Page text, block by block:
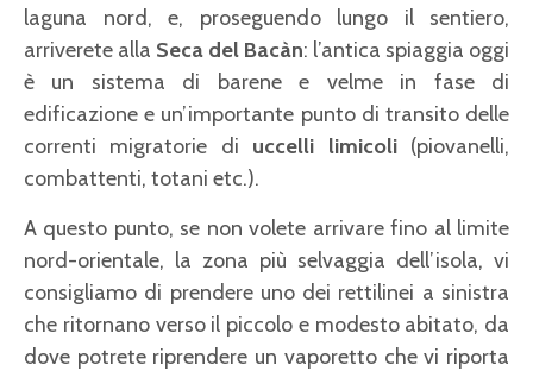
laguna nord, e, proseguendo lungo il sentiero,
arriverete alla Seca del Bacàn: l’antica spiaggia oggi
è un sistema di barene e velme in fase di
edificazione e un’importante punto di transito delle
correnti migratorie di uccelli limicoli(piovanelli,
combattenti, totani etc.).
A questo punto, se non volete arrivare fino al limite
nord-orientale, la zona più selvaggia dell’isola, vi
consigliamo di prendere uno dei rettilinei a sinistra
che ritornano verso il piccolo e modesto abitato, da
dove potrete riprendere un vaporetto che vi riporta